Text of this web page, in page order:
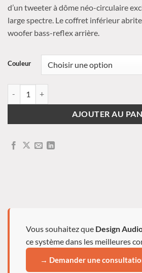
d’un tweeter à dôme néo-circulaire
large spectre. Le coffret inférieur
woofer bass-reflex arrière.
Couleur
AJOUTER AU
Vous souhaitez que Design
ce système dans les meilleures
→ Demander une